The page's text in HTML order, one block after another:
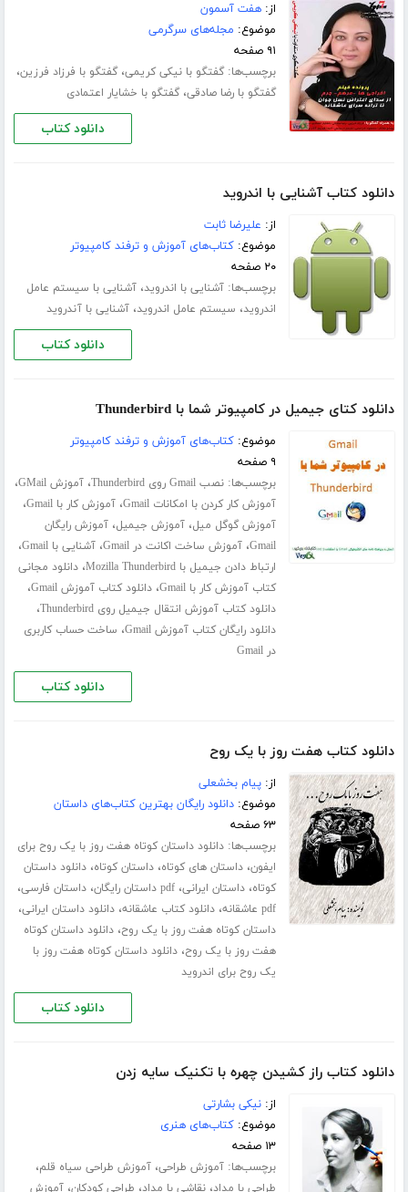
از:هفت آسمون
موضوع: مجله‌های سرگرمی
۹۱ صفحه
برچسب‌ها:گفتگو با نیکی کریمی،گفتگو با فرزاد فرزین،
گفتگو با رضا صادقی،گفتگو با خشایار اعتمادی
دانلود کتاب
دانلود کتاب آشنایی با اندروید
از: علیرضا ثابت
موضوع:کتاب‌های آموزش و ترفند کامپیوتر
۲۰ صفحه
برچسب‌ها:آشنایی با اندروید،آشنایی با سیستم عامل
اندروید، سیستم عامل اندروید،آشنایی با آندروید
دانلود کتاب
دانلود کتای جیمیل در کامپیوتر شما با Thunderbird
موضوع:کتاب‌های آموزش و ترفند کامپیوتر
۹ صفحه
برچسب‌ها:نصب Gmail روی Thunderbird ،آموزش GMail ،
آموزش کار کردن با امکانات Gmail ،آموزش کار با Gmail ،
آموزش گوگل میل،آموزش جیمیل،آموزش رایگان
Gmail،آموزش ساخت اکانت در Gmail ،آشنایی با Gmail ،
ارتباط دادن جیمیل با Mozilla Thunderbird ،دانلود مجانی
کتاب آموزش کار با Gmail
،دانلود کتاب آموزش Gmail ،
دانلود کتاب آموزش انتقال جیمیل روی Thunderbird ،
دانلود رایگان کتاب آموزش Gmail ، ساخت حساب کاربری
در Gmail
دانلود کتاب
دانلود کتاب هفت روز با یک روح
از:پیام بخشعلی
موضوع:دانلود رایگان بهترین کتاب‌های داستان
۶۳ صفحه
برچسب‌ها:دانلود داستان کوتاه هفت روز با یک روح برای
ایفون،داستان های کوتاه،داستان کوتاه،دانلود داستان
کوتاه،داستان ایرانی،pdf داستان رایگان ،داستان فارسی،
pdf عاشقانه ،دانلود کتاب عاشقانه،دانلود داستان ایرانی،
داستان کوتاه هفت روز با یک روح،دانلود داستان کوتاه
هفت روز با یک روح،دانلود داستان کوتاه هفت روز با
یک روح برای اندروید
دانلود کتاب
دانلود کتاب راز کشیدن چهره با تکنیک سایه زدن
از:نیکی بشارتی
موضوع:کتاب‌های هنری
۱۳ صفحه
برچسب‌ها:آموزش طراحی،آموزش طراحی سیاه قلم،
طراحی با مداد،نقاشی با مداد، طراحی کودکان،آموزش